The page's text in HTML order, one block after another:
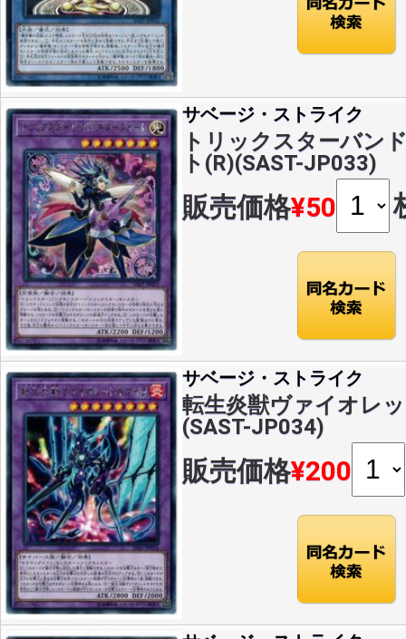
サベージ・ストライク
トリックスターバン
ト(R)(SAST-JP033)
販売価格¥50
サベージ・ストライク
転生炎獣ヴァイオレ
(SAST-JP034)
販売価格¥200